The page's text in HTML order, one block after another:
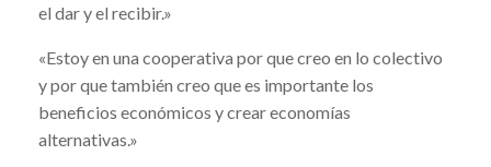
el dar y el recibir.»
«Estoy en una cooperativa por que creo en lo colectivo
y por que también creo que es importante los
beneficios económicos y crear economías
alternativas.»